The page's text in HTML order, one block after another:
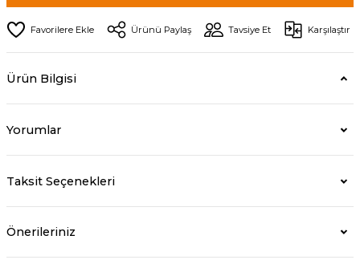
Ürünü Paylaş Tavsiye Et Karşılaştır
Ürün Bilgisi
Yorumlar
Taksit Seçenekleri
Önerileriniz